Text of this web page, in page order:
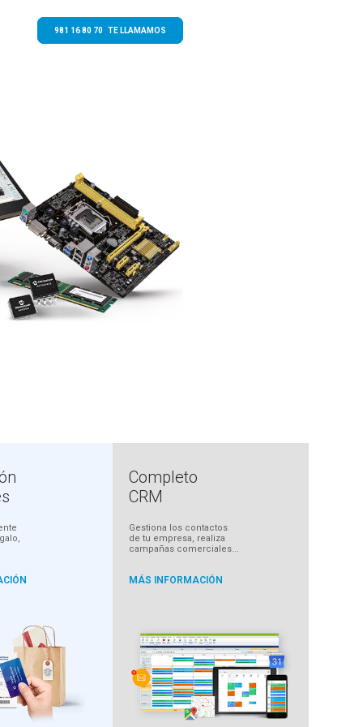
981 16 80 70 TE LLAMAMOS
Completo
CRM
Gestiona los contactos
de tu empresa, realiza
campañas comerciales...
MÁS INFORMACIÓN